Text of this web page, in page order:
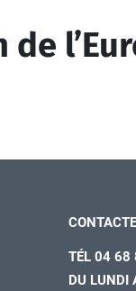
TÉL 04 68
DU LUNDI